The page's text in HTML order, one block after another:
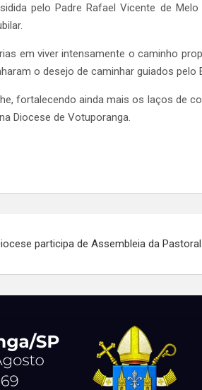
pelo Padre Rafael Vicente de
em viver intensamente o caminho
o desejo de caminhar guiados pelo
fortalecendo ainda mais os laços de
Diocese de Votuporanga.
participa de Assembleia da